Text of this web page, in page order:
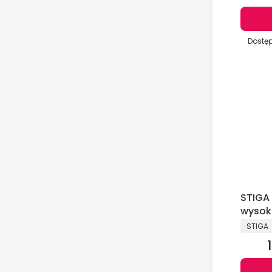
345 R
STIGA